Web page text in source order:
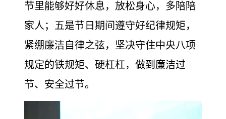
节里能够好好休息，放松身心，多陪陪
家人；五是节日期间遵守好纪律规矩，
紧绷廉洁自律之弦，坚决守住中央八项
规定的铁规矩、硬杠杠，做到廉洁过
节、安全过节。